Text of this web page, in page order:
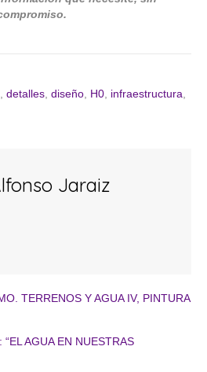
, detalles, diseño, H0, infraestructura,
Jaraiz
TERRENOS Y AGUA IV, PINTURA
AGUA EN NUESTRAS